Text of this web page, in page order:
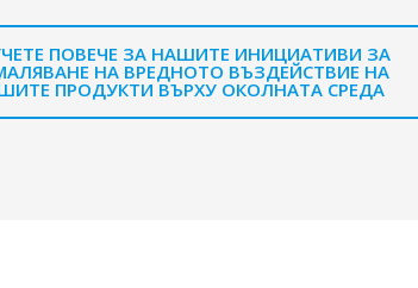
ПОВЕЧЕ ЗА НАШИТЕ ИНИЦИАТИВИ ЗА
НА ВРЕДНОТО ВЪЗДЕЙСТВИЕ НА
ПРОДУКТИ ВЪРХУ ОКОЛНАТА СРЕДА